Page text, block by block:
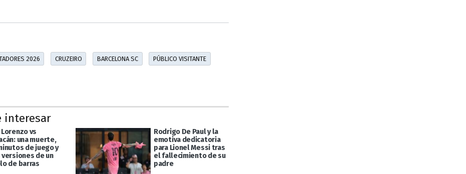
2026 CRUZEIRO BARCELONA SC PÚBLICO VISITANTE
interesar
Lorenzo vs
una muerte,
de juego y
versiones de un
de barras
Rodrigo De Paul y la
emotiva dedicatoria
para Lionel Messi tras
el fallecimiento de su
padre